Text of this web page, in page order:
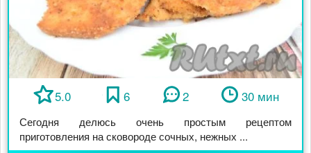
5.0 6 2 30 мин
Сегодня делюсь очень простым рецептом
приготовления на сковороде сочных, нежных ...